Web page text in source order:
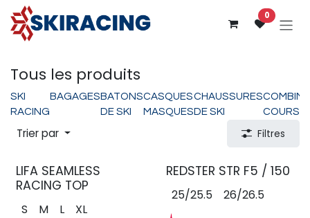
Se rendre au contenu
0
Tous les produits
SKI
RACING
BAGAGES BATONS
DE SKI
CASQUES
MASQUES
CHAUSSURES
DE SKI
COURSE
Trier par Filtres
LIFA SEAMLESS
RACING TOP
S M L XL
REDSTER STR F5 / 150
25/25.5 26/26.5